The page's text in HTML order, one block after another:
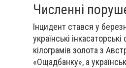
Численні
Інцидент стався у
українські
кілограмів золота з
«Ощадбанку», а